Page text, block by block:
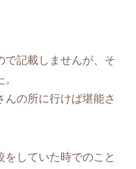
で記載しませんが、そ
んの所に行けば堪能さ
をしていた時でのこと